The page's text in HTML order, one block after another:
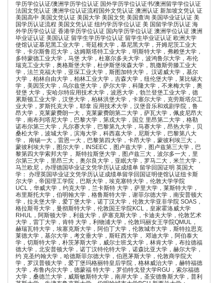
学历学位认证/澳洲学历学位认证 国外学历学位认证书/澳洲留学学位认证
法国文凭认证 澳洲学位认证流程国外文凭认证 澳洲认证 新加坡文凭认 证
美国高中 美国文凭认证 美国大学 美国文凭 美国查询 美国毕业证认证 美
国学历认证流程 美国文凭认证 纽约学历学位认证 美 国留学学历认证 海
外学历学位认证 香港学历学位认证 国内学历学位认证 澳洲学位认证 澳洲
毕业证认证 美国认证 留学生学历学位认证 留学生毕业证认证 欧洲大学
使馆认证慕尼黑工业大学，哥廷根大学，慕尼黑大学，开姆尼茨工业大
学，卡尔斯鲁厄大学，达姆斯塔特工业大学，明斯特大学，弗赖堡大学，
多特蒙德工业大学，马堡 大学，杜塞尔多夫大学，波鸿鲁尔大学，布伦
瑞克工业大学，奥格斯堡大学，杜伊斯堡埃森大学，凯撒斯劳滕工业大
学，法兰克福大学，亚琛工业大学，斯图加特大学， 汉诺威大学，基尔
大学，柏林自由大学，柏林工业大学，吉森大学，纽伦堡大学，莱比锡大
学，美因茨大学，乌尔兹堡大学，萨尔大学，科隆大学，不来梅大学，奥
登堡 大学，安哈尔特应用技术大学，波恩大学，勃兰登堡工业大学，德
累斯顿工业大学，汉堡大学，柏林洪堡大学，卡塞尔大学，克劳斯塔尔工
业大学，罗斯托克大学，耶拿 应用技术大学，汉堡音乐和戏剧学院，鲁
昂大学，克莱蒙费朗一大，克莱蒙费朗第二大学，萨瓦大学，佩皮尼昂大
学，南布列塔尼大学，巴黎大学，第戎大学，国立 里昂第二大学，格勒
诺布尔第三大学，凡尔赛大学，巴黎第九大学，马赛大学，昂热大学，贝
桑松大学，波城大学，滨海大学，科西嘉大学，尼斯大学，巴黎第八大
学， 南锡一大，雷恩一大，巴黎第四大学，卡昂大学，蒙彼利埃三大，
蒙彼利埃大学，图尔大学，INSEEC，图卢兹大学，图卢兹第三大学，巴
黎第四大学索邦大学， 斯特拉斯堡大学，图卢兹三大，波尔多一大，里
尔第三大学，里昂三大，奥尔良大学，亚眠大学，罗马二大，米兰大学，
马兰欧尼，办理德国毕业证文凭学历认证成绩单 留学回国证明 英国大
学： 办理英国毕业证文凭学历认证成绩单留学回国证明使馆认证纽卡斯
尔大学，帝国理工学院，巴斯大学，埃克塞特大学，伦敦大学学院
UCL，华威大学，约克大学，兰卡斯特 大学，萨里大学，莱斯特大学，
布里斯托大学，伯明翰大学，格鲁斯特大学，谢菲尔德大学，南安普顿大
学，拉夫堡大学，爱丁堡大学，诺丁汉大学，伦敦大学亚非学院 SOAS，
格拉斯哥大学，曼彻斯特大学，伦敦国王学院KCL，皇家霍洛威大学
RHUL，阿斯顿大学，利兹大学，萨塞克斯大学，卡迪夫大学，伦敦艺术
大学，雷丁大学，肯特 大学，利物浦大学，伦敦玛丽女王学院QMUL，
赫瑞瓦特大学，埃塞克斯大学，阿伯丁大学，伦敦城市大学，斯特拉思克
莱德大学，基尔大学，考文垂大学，斯旺西大学， 邓迪大学，阿伯泰大
学，切斯特大学，朴茨茅斯大学，威尔士班戈大学，林肯大学，布拉德福
德大学，北安普顿大学，诺丁汉特伦特大学，诺森比亚大学，赫尔大学，
约 克圣约翰大学，哈德斯菲尔德大学，伯恩茅斯大学，伦敦商学院大
学，罗汉普顿大学，爱丁堡玛格丽特皇后学院，格林威治大学，赫特福德
大学，布鲁内尔大学，德蒙福 特大学，罗伯特戈登大学RGU，索尔福德
大学，桑德兰大学，威斯敏斯特大学，南岸大学，圣安德鲁斯大学，普利